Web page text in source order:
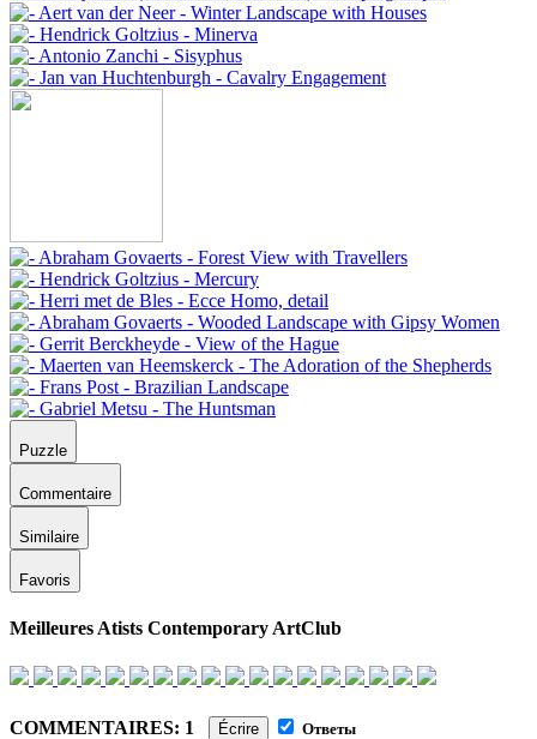
Puzzle
Commentaire
Similaire
Favoris
Meilleures Atists Contemporary ArtClub
COMMENTAIRES: 1 Écrire Ответы